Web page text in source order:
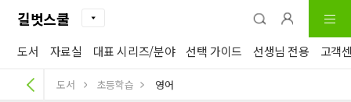
길벗스쿨
도서 자료실 대표 시리즈/분야 선택 가이드 선생님 전용 고객
도서 초등학습 영어